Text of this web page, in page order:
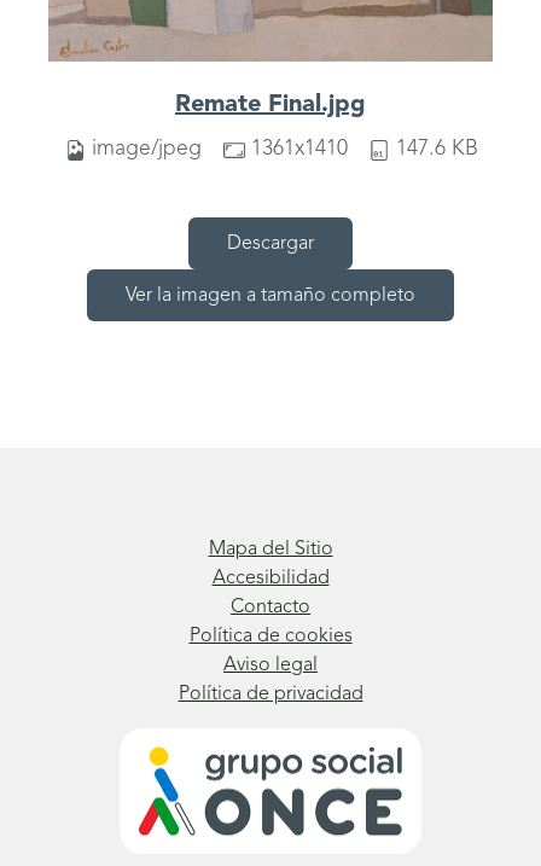
Remate Final.jpg
image/jpeg 1361x1410 147.6 KB
Descargar
Ver la imagen a tamaño completo
Mapa del Sitio
Accesibilidad
Contacto
Política de cookies
Aviso legal
Política de privacidad